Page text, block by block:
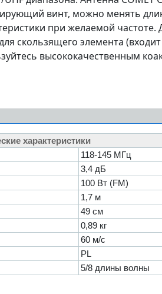
винт, можно менять
при желаемой частоте.
скользящего элемента
высококачественным
характеристики
118-145 МГц
3,4 дБ
100 Вт (FM)
1,7 м
49 см
0,89 кг
60 м/с
PL
5/8 длины волны